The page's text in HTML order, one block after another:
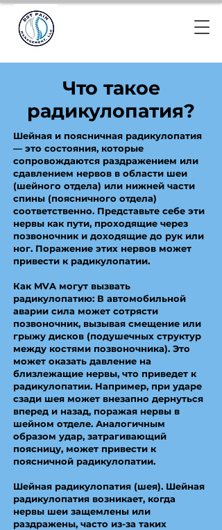
Что такое
радикулопатия?
Шейная и поясничная радикулопатия
— это состояния, которые
сопровождаются раздражением или
сдавлением нервов в области шеи
(шейного отдела) или нижней части
спины (поясничного отдела)
соответственно. Представьте себе эти
нервы как пути, проходящие через
позвоночник и доходящие до рук или
ног. Поражение этих нервов может
привести к радикулопатии.
Как MVA могут вызвать
радикулопатию: В автомобильной
аварии сила может сотрясти
позвоночник, вызывая смещение или
грыжу дисков (подушечных структур
между костями позвоночника). Это
может оказать давление на
близлежащие нервы, что приведет к
радикулопатии. Например, при ударе
сзади шея может внезапно дернуться
вперед и назад, поражая нервы в
шейном отделе. Аналогичным
образом удар, затрагивающий
поясницу, может привести к
поясничной радикулопатии.
Шейная радикулопатия (шея). Шейная
радикулопатия возникает, когда
нервы шеи защемлены или
раздражены, часто из-за таких